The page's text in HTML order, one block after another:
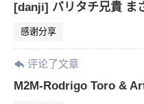
[danji] バリタチ兄貴 ま
感谢分享
评论了文章
M2M-Rodrigo Toro &